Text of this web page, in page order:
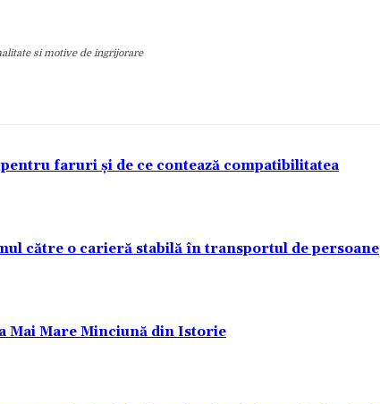
si motive de ingrijorare
faruri și de ce contează compatibilitatea
către o carieră stabilă în transportul de persoane
Mai Mare Minciună din Istorie